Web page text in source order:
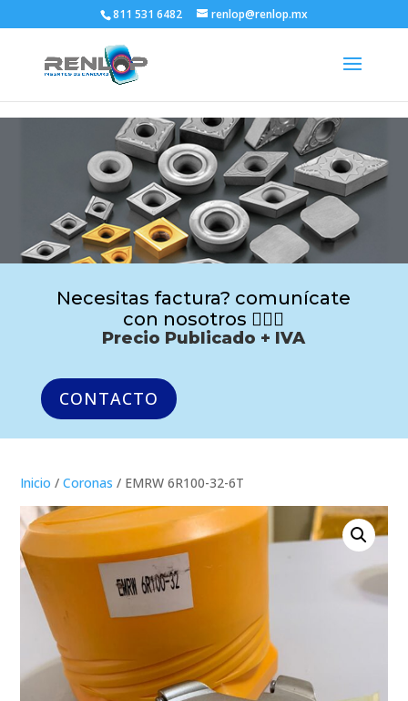
811 531 6482 renlop@renlop.mx
Necesitas factura? comunícate
con nosotros 🙋🏻‍♂️
Precio Publicado + IVA
CONTACTO
Inicio /Coronas / EMRW 6R100-32-6T